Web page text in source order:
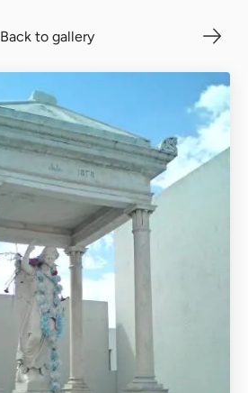
Back to gallery